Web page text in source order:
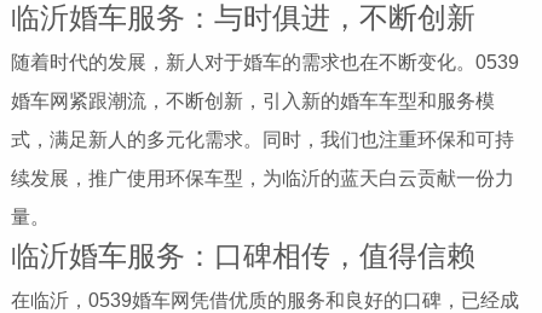
临沂婚车服务：与时俱进，不断创新
随着时代的发展，新人对于婚车的需求也在不断变化。0539
婚车网紧跟潮流，不断创新，引入新的婚车车型和服务模
式，满足新人的多元化需求。同时，我们也注重环保和可持
续发展，推广使用环保车型，为临沂的蓝天白云贡献一份力
量。
临沂婚车服务：口碑相传，值得信赖
在临沂，0539婚车网凭借优质的服务和良好的口碑，已经成